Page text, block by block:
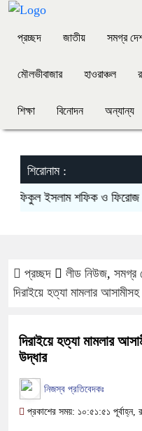
প্রচ্ছদ জাতীয় সমগ্র
মৌলভীবাজার হাওরাঞ্চল
শিক্ষা বিনোদন অন্যান্য
শিরোনাম :
ইসলাম শফিক ও ফিরোজ
প্রচ্ছদ লীড নিউজ, সমগ্র
দিরাইয়ে হত্যা মামলার
দিরাইয়ে হত্যা মামলার
উদ্ধার
নিজস্ব প্রতিবেদকঃ
প্রকাশের সময়: ১০:৫১:৫১ পূর্বাহ্ন,